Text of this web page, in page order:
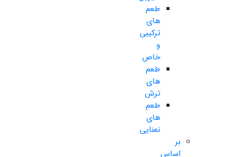
طعم
های
ترکیبی
و
خاص
طعم
های
ترش
طعم
های
نعنایی
بر
اساس